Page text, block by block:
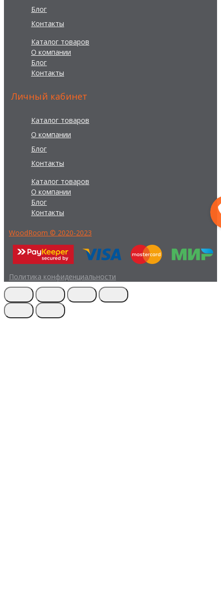
Блог
Контакты
Каталог товаров
О компании
Блог
Контакты
Личный кабинет
Каталог товаров
О компании
Блог
Контакты
Каталог товаров
О компании
Блог
Контакты
WoodRoom © 2020-2023
Политика конфиденциальности